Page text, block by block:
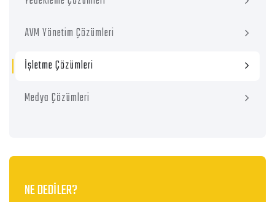
AVM Yönetim Çözümleri
İşletme Çözümleri
Medya Çözümleri
NE DEDİLER?